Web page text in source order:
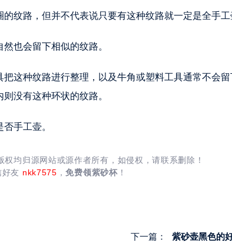
纹路，但并不代表说只要有这种纹路就一定是全手工
也会留下相似的纹路。
这种纹路进行整理，以及牛角或塑料工具通常不会
没有这种环状的纹路。
手工壶。
均归源网站或源作者所有，如侵权，请联系删除！
好友 nkk7575 ，免费领紫砂杯！
下一篇： 紫砂壶黑色的